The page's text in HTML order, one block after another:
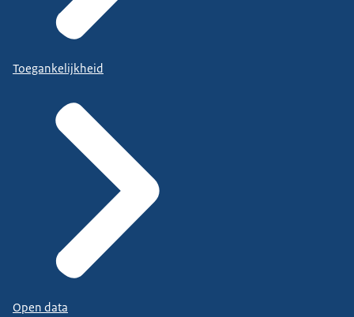
Toegankelijkheid
Open data